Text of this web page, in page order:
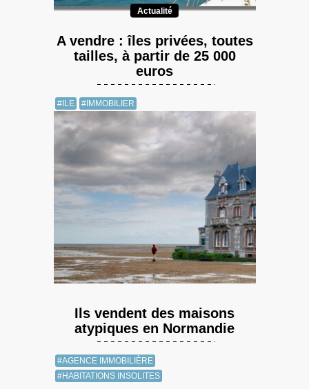
Actualité
A vendre : îles privées, toutes
tailles, à partir de 25 000
euros
#ILE #IMMOBILIER
Ils vendent des maisons
atypiques en Normandie
#AGENCE IMMOBILIÈRE
#HABITATIONS INSOLITES